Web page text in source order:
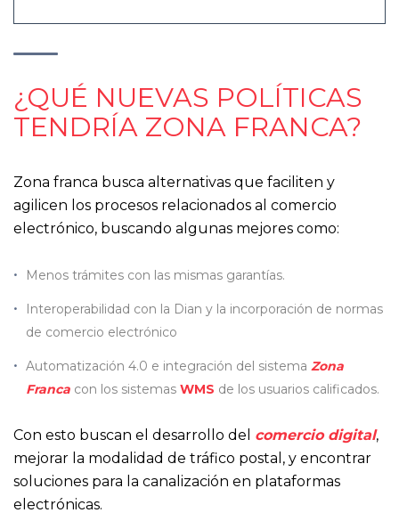
¿QUÉ NUEVAS POLÍTICAS
TENDRÍA ZONA FRANCA?
Zona franca busca alternativas que faciliten y
agilicen los procesos relacionados al comercio
electrónico, buscando algunas mejores como:
Menos trámites con las mismas garantías.
Interoperabilidad con la Dian y la incorporación de normas
de comercio electrónico
Automatización 4.0 e integración del sistema Zona
Franca con los sistemas WMS de los usuarios calificados.
Con esto buscan el desarrollo del comercio digital,
mejorar la modalidad de tráfico postal, y encontrar
soluciones para la canalización en plataformas
electrónicas.